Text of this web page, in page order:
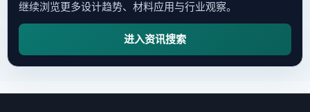
继续浏览更多设计趋势、材料应用与行业观察。
进入资讯搜索